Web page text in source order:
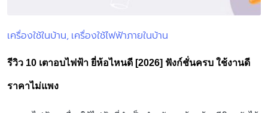
Posted
เครื่องใช้ในบ้าน เครื่องใช้ไฟฟ้าภายในบ้าน
รีวิว 10 เตาอบไฟฟ้า ยี่ห้อไหนดี [2026] ฟังก์ชั่นครบ ใช้งานดี
ราคาไม่แพง